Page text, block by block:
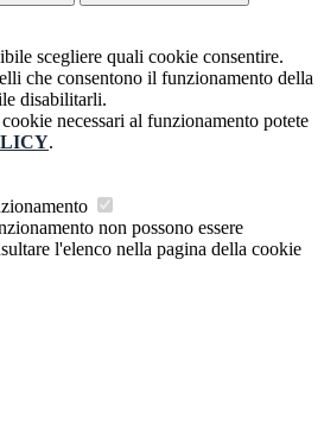
scegliere quali cookie consentire.
che consentono il funzionamento della
disabilitarli.
necessari al funzionamento potete
.
non possono essere
l'elenco nella pagina della cookie